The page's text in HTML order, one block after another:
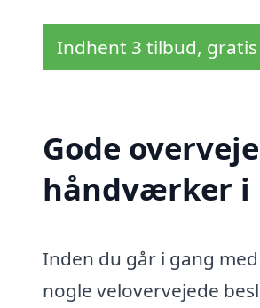
Indhent 3 tilbud,
Gode
håndværker i
Inden du går i gang
nogle velovervejede